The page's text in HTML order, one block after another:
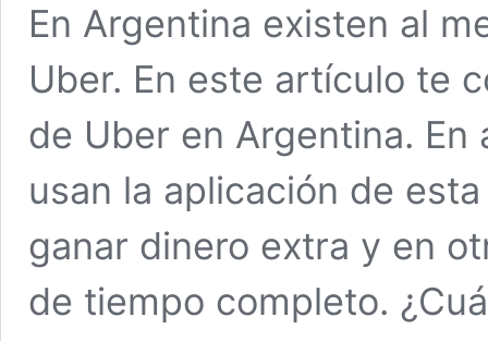
En Argentina existen al
Uber. En este artículo te
de Uber en Argentina.
usan la aplicación de
ganar dinero extra y en
de tiempo completo.